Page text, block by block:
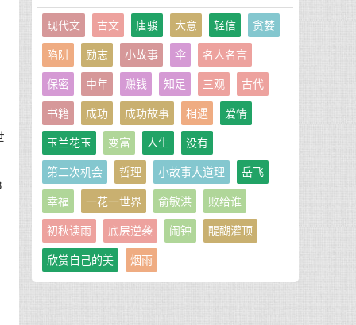
现代文 古文 唐骏 大意 轻信 贪婪
陷阱 励志 小故事 伞 名人名言
保密 中年 赚钱 知足 三观 古代
书籍 成功 成功故事 相遇 爱情
玉兰花玉 变富 人生 没有
第二次机会 哲理 小故事大道理 岳飞
幸福 一花一世界 俞敏洪 败给谁
初秋读雨 底层逆袭 闹钟 醍醐灌顶
欣赏自己的美 烟雨